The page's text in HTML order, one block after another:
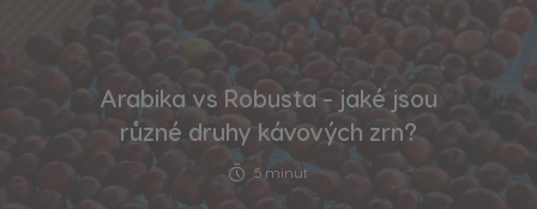
Arabika vs Robusta - jaké jsou
různé druhy kávových zrn?
5 minut